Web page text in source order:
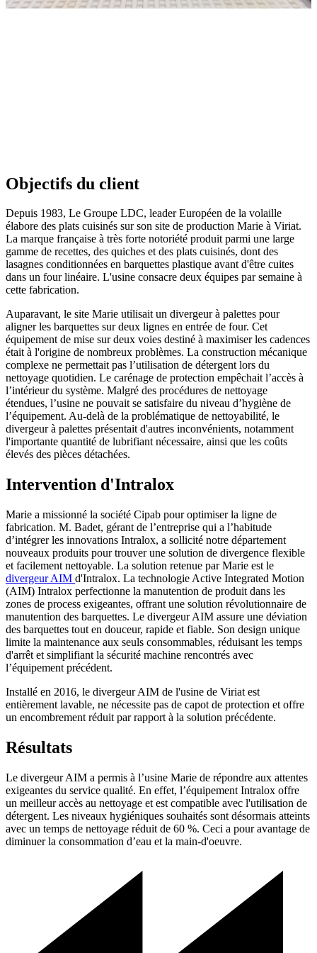
Objectifs du client
Depuis 1983, Le Groupe LDC, leader Européen de la volaille
élabore des plats cuisinés sur son site de production Marie à Viriat.
La marque française à très forte notoriété produit parmi une large
gamme de recettes, des quiches et des plats cuisinés, dont des
lasagnes conditionnées en barquettes plastique avant d'être cuites
dans un four linéaire. L'usine consacre deux équipes par semaine à
cette fabrication.
Auparavant, le site Marie utilisait un divergeur à palettes pour
aligner les barquettes sur deux lignes en entrée de four. Cet
équipement de mise sur deux voies destiné à maximiser les cadences
était à l'origine de nombreux problèmes. La construction mécanique
complexe ne permettait pas l’utilisation de détergent lors du
nettoyage quotidien. Le carénage de protection empêchait l’accès à
l’intérieur du système. Malgré des procédures de nettoyage
étendues, l’usine ne pouvait se satisfaire du niveau d’hygiène de
l’équipement. Au-delà de la problématique de nettoyabilité, le
divergeur à palettes présentait d'autres inconvénients, notamment
l'importante quantité de lubrifiant nécessaire, ainsi que les coûts
élevés des pièces détachées.
Intervention d'Intralox
Marie a missionné la société Cipab pour optimiser la ligne de
fabrication. M. Badet, gérant de l’entreprise qui a l’habitude
d’intégrer les innovations Intralox, a sollicité notre département
nouveaux produits pour trouver une solution de divergence flexible
et facilement nettoyable. La solution retenue par Marie est le
divergeur AIM d'Intralox. La technologie Active Integrated Motion
(AIM) Intralox perfectionne la manutention de produit dans les
zones de process exigeantes, offrant une solution révolutionnaire de
manutention des barquettes. Le divergeur AIM assure une déviation
des barquettes tout en douceur, rapide et fiable. Son design unique
limite la maintenance aux seuls consommables, réduisant les temps
d'arrêt et simplifiant la sécurité machine rencontrés avec
l’équipement précédent.
Installé en 2016, le divergeur AIM de l'usine de Viriat est
entièrement lavable, ne nécessite pas de capot de protection et offre
un encombrement réduit par rapport à la solution précédente.
Résultats
Le divergeur AIM a permis à l’usine Marie de répondre aux attentes
exigeantes du service qualité. En effet, l’équipement Intralox offre
un meilleur accès au nettoyage et est compatible avec l'utilisation de
détergent. Les niveaux hygiéniques souhaités sont désormais atteints
avec un temps de nettoyage réduit de 60 %. Ceci a pour avantage de
diminuer la consommation d’eau et la main-d'oeuvre.